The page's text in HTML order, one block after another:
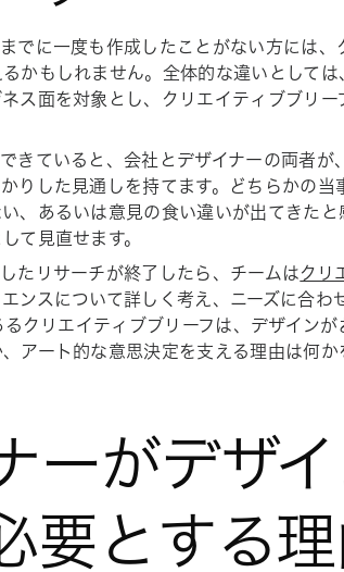
でに一度も作成したことがない方には、
かもしれません。全体的な違いとしては
ス面を対象とし、クリエイティブブリー
きていると、会社とデザイナーの両者が
りした見通しを持てます。どちらかの当
、あるいは意見の食い違いが出てきた
て見直せます。
たリサーチが終了したら、チームはクリ
ンスについて詳しく考え、ニーズに合わ
クリエイティブブリーフは、デザイン
アート的な意思決定を支える理由は何か
ーがデザ
要とする